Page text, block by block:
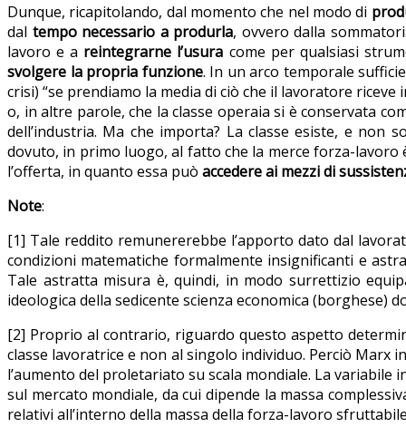
Dunque, ricapitolando, dal momento che nel modo di
dal tempo necessario a produrla, ovvero dalla
lavoro e a reintegrarne l’usura come per qualsiasi
svolgere la propria funzione. In un arco temporale
crisi) “se prendiamo la media di ciò che il lavoratore
o, in altre parole, che la classe operaia si è conservata
dell’industria. Ma che importa? La classe esiste, e non
dovuto, in primo luogo, al fatto che la merce forza-
l’offerta, in quanto essa può accedere ai mezzi di
Note:
[1] Tale reddito remunererebbe l’apporto dato dal
condizioni matematiche formalmente insignificanti e
Tale astratta misura è, quindi, in modo surrettizio
ideologica della sedicente scienza economica (borghese)
[2] Proprio al contrario, riguardo questo aspetto
classe lavoratrice e non al singolo individuo. Perciò Marx
l’aumento del proletariato su scala mondiale. La variabile
sul mercato mondiale, da cui dipende la massa
relativi all’interno della massa della forza-lavoro